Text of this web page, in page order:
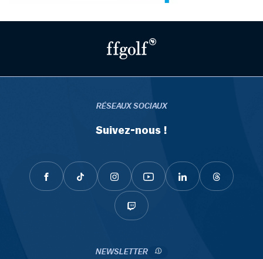
RÉSEAUX SOCIAUX
Suivez-nous !
NEWSLETTER